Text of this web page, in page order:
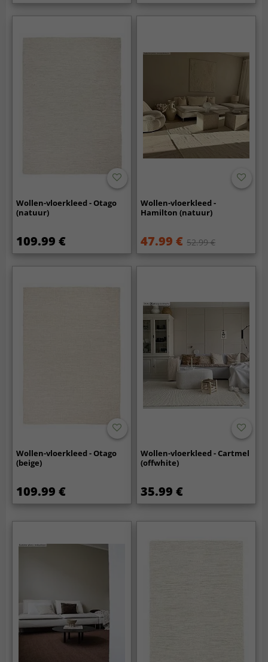
Wollen-vloerkleed - Otago
(natuur)
109.99 €
Wollen-vloerkleed -
Hamilton (natuur)
47.99 € 52.99 €
Wollen-vloerkleed - Otago
(beige)
109.99 €
Wollen-vloerkleed - Cartmel
(offwhite)
35.99 €